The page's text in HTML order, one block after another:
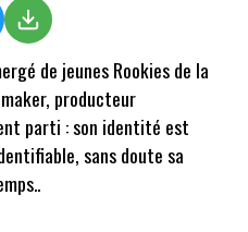
de jeunes Rookies de la
producteur
parti : son identité est
sans doute sa